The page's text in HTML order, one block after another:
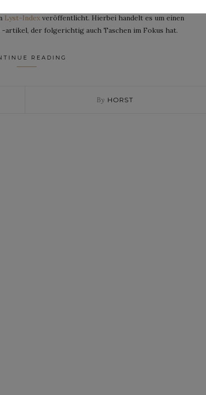
Das sagt
Lyst-Index veröffentlicht. Hierbei handelt es um einen
artikel, der folgerichtig auch Taschen im Fokus hat.
READING
By HORST